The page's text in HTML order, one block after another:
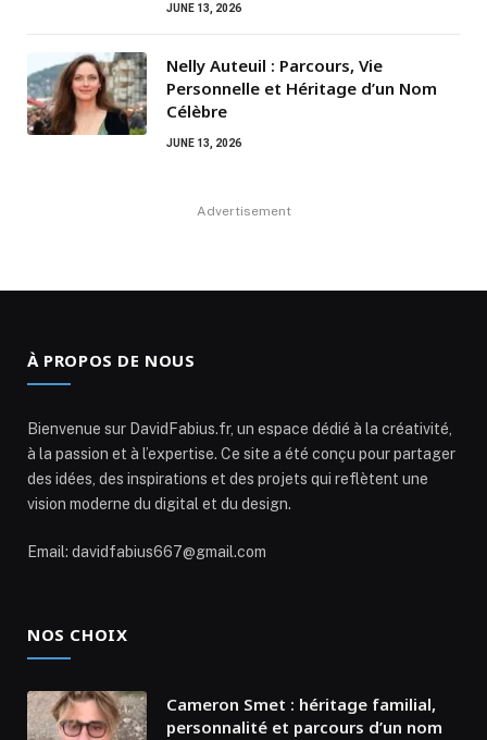
JUNE 13, 2026
Nelly Auteuil : Parcours, Vie
Personnelle et Héritage d’un Nom
Célèbre
JUNE 13, 2026
Advertisement
À PROPOS DE NOUS
Bienvenue sur DavidFabius.fr, un espace dédié à la créativité,
à la passion et à l’expertise. Ce site a été conçu pour partager
des idées, des inspirations et des projets qui reflètent une
vision moderne du digital et du design.
Email: davidfabius667@gmail.com
NOS CHOIX
Cameron Smet : héritage familial,
personnalité et parcours d’un nom